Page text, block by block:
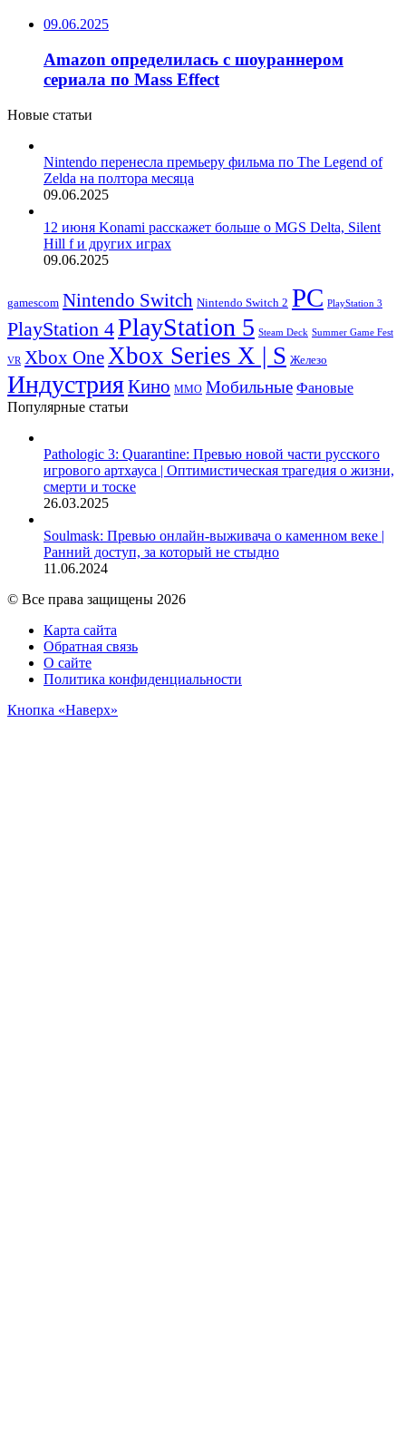
09.06.2025
Amazon определилась с шоураннером
сериала по Mass Effect
Новые статьи
Nintendo перенесла премьеру фильма по The Legend of
Zelda на полтора месяца
09.06.2025
12 июня Konami расскажет больше о MGS Delta, Silent
Hill f и других играх
09.06.2025
gamescom Nintendo Switch Nintendo Switch 2 PC PlayStation 3
PlayStation 4PlayStation 5 Steam Deck Summer Game Fest
VR Xbox One Xbox Series X | S Железо
ИндустрияКино ММО Мобильные Фановые
Популярные статьи
Pathologic 3: Quarantine: Превью новой части русского
игрового артхауса | Оптимистическая трагедия о жизни,
смерти и тоске
26.03.2025
Soulmask: Превью онлайн-выживача о каменном веке |
Ранний доступ, за который не стыдно
11.06.2024
© Все права защищены 2026
Карта сайта
Обратная связь
О сайте
Политика конфиденциальности
Кнопка «Наверх»